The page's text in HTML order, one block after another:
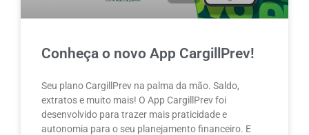
Conheça o novo App CargillPrev!
Seu plano CargillPrev na palma da mão. Saldo,
extratos e muito mais! O App CargillPrev foi
desenvolvido para trazer mais praticidade e
autonomia para o seu planejamento financeiro. E